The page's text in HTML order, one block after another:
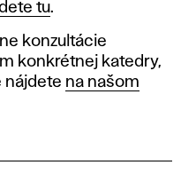
tu.
konzultácie
konkrétnej katedry,
nájdete na našom